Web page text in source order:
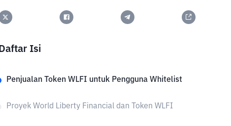
Daftar Isi
Penjualan Token WLFI untuk Pengguna Whitelist
Proyek World Liberty Financial dan Token WLFI